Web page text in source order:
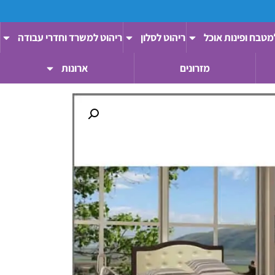
ופינות אוכל ריהוט לסלון ריהוט למשרד וחדרי עבודה
מזרונים ארונות